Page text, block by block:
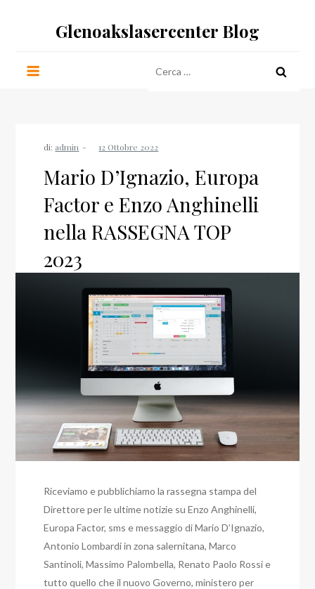
Glenoakslasercenter Blog
per:
di: admin
Mario D’Ignazio, Europa
Factor e Enzo Anghinelli
nella RASSEGNA TOP
2023
Riceviamo e pubblichiamo la rassegna stampa del
Direttore per le ultime notizie su Enzo Anghinelli,
Europa Factor, sms e messaggio di Mario D’Ignazio,
Antonio Lombardi in zona salernitana, Marco
Santinoli, Massimo Palombella, Renato Paolo Rossi e
tutto quello che il nuovo Governo, ministero per